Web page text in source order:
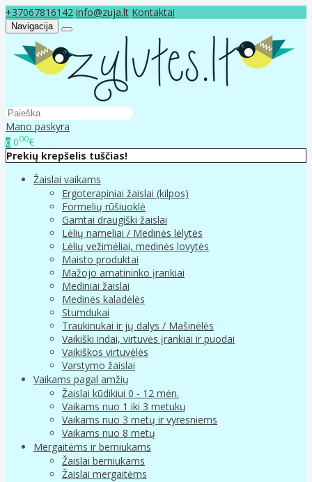
+37067816142 info@zuja.lt Kontaktai
Navigacija
Mano paskyra
0 000€
Prekių krepšelis tuščias!
Žaislai vaikams
Ergoterapiniai žaislai (kilpos)
Formelių rūšiuoklė
Gamtai draugiški žaislai
Lėlių nameliai / Medinės lėlytės
Lėlių vežimėliai, medinės lovytės
Maisto produktai
Mažojo amatininko įrankiai
Mediniai žaislai
Medinės kaladėlės
Stumdukai
Traukinukai ir jų dalys / Mašinėlės
Vaikiški indai, virtuvės įrankiai ir puodai
Vaikiškos virtuvėlės
Varstymo žaislai
Vaikams pagal amžių
Žaislai kūdikiui 0 - 12 mėn.
Vaikams nuo 1 iki 3 metukų
Vaikams nuo 3 metų ir vyresniems
Vaikams nuo 8 metų
Mergaitėms ir berniukams
Žaislai berniukams
Žaislai mergaitėms